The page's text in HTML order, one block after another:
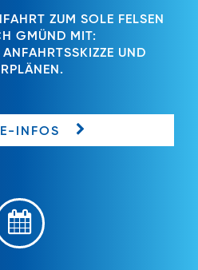
ZUM SOLE FELSEN
GMÜND MIT:
UND
INFOS